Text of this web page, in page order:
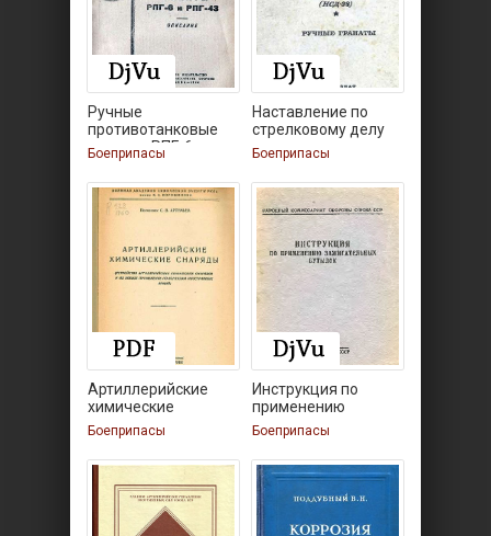
Ручные
противотанковые
гранаты РПГ-6 и
Боеприпасы
Наставление по
стрелковому делу
Боеприпасы
Артиллерийские
химические
снаряды.
Боеприпасы
Инструкция по
применению
зажигательных
Боеприпасы